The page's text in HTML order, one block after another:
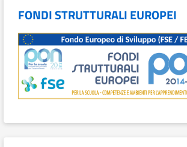
FONDI STRUTTURALI EUROPEI